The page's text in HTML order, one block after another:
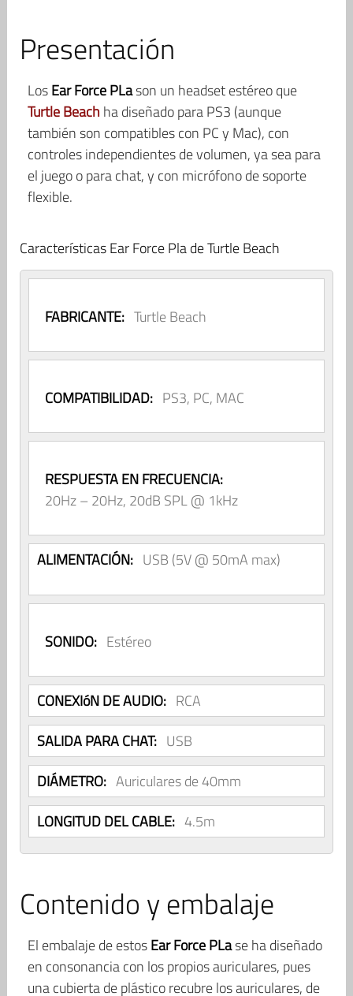
Presentación
LosEar Force PLason un headset estéreo que
Turtle Beach ha diseñado para PS3 (aunque
también son compatibles con PC y Mac), con
controles independientes de volumen, ya sea para
el juego o para chat, y con micrófono de soporte
flexible.
Características Ear Force Pla de Turtle Beach
FABRICANTE: Turtle Beach
COMPATIBILIDAD: PS3, PC, MAC
RESPUESTA EN FRECUENCIA:
20Hz – 20Hz, 20dB SPL @ 1kHz
ALIMENTACIÓN: USB (5V @ 50mA max)
SONIDO: Estéreo
CONEXIóN DE AUDIO: RCA
SALIDA PARA CHAT: USB
DIÁMETRO: Auriculares de 40mm
LONGITUD DEL CABLE: 4.5m
Contenido y embalaje
El embalaje de estosEar Force PLase ha diseñado
en consonancia con los propios auriculares, pues
una cubierta de plástico recubre los auriculares, de